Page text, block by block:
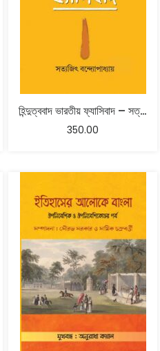
হিন্দুত্ববাদ ভারতীয় ফ্যাসিবাদ – সত্যজিৎ বন্দ্যোপাধ্যায়
350.00